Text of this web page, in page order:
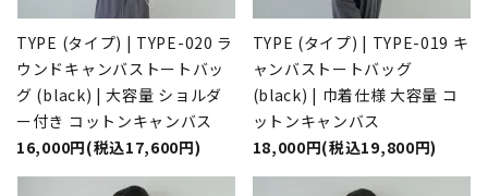
TYPE (タイプ) | TYPE-020 ラ
ウンドキャンバストートバッ
グ (black) | 大容量 ショルダ
ー付き コットンキャンバス
16,000円(税込17,600円)
TYPE (タイプ) | TYPE-019 キ
ャンバストートバッグ
(black) | 巾着仕様 大容量 コ
ットンキャンバス
18,000円(税込19,800円)